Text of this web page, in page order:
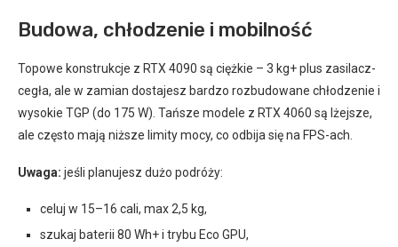
Budowa, chłodzenie i mobilność
Topowe konstrukcje z RTX 4090 są ciężkie – 3 kg+ plus zasilacz-
cegła, ale w zamian dostajesz bardzo rozbudowane chłodzenie i
wysokie TGP (do 175 W). Tańsze modele z RTX 4060 są lżejsze,
ale często mają niższe limity mocy, co odbija się na FPS-ach.
Uwaga: jeśli planujesz dużo podróży:
celuj w 15–16 cali, max 2,5 kg,
szukaj baterii 80 Wh+ i trybu Eco GPU,